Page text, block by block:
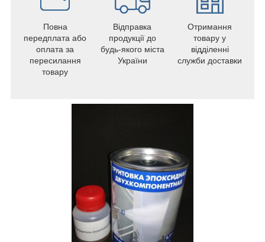
Повна
передплата або
оплата за
пересилання
товару
Відправка
продукції до
будь-якого міста
України
Отримання
товару у
відділенні
служби доставки